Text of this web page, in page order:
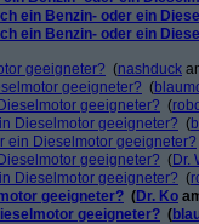
ein Benzin- oder ein
ein Benzin- oder ein
geeigneter? (nashduck
geeigneter? (
geeigneter? (
Dieselmotor geeigneter? (
ein Dieselmotor geeigneter?
geeigneter? (Dr.
Dieselmotor geeigneter? (
geeigneter? (Dr. Ko
geeigneter? (